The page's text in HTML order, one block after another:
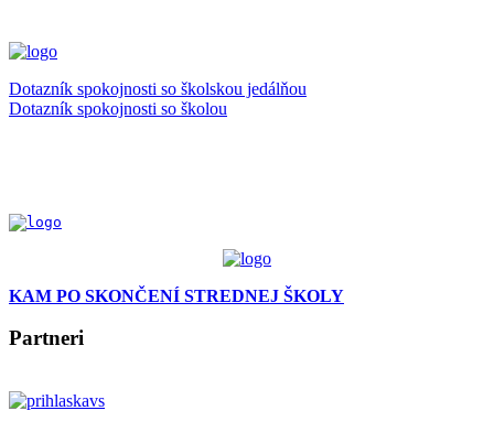
Dotazník spokojnosti so školskou jedálňou
Dotazník spokojnosti so školou
KAM PO SKONČENÍ STREDNEJ ŠKOLY
Partneri